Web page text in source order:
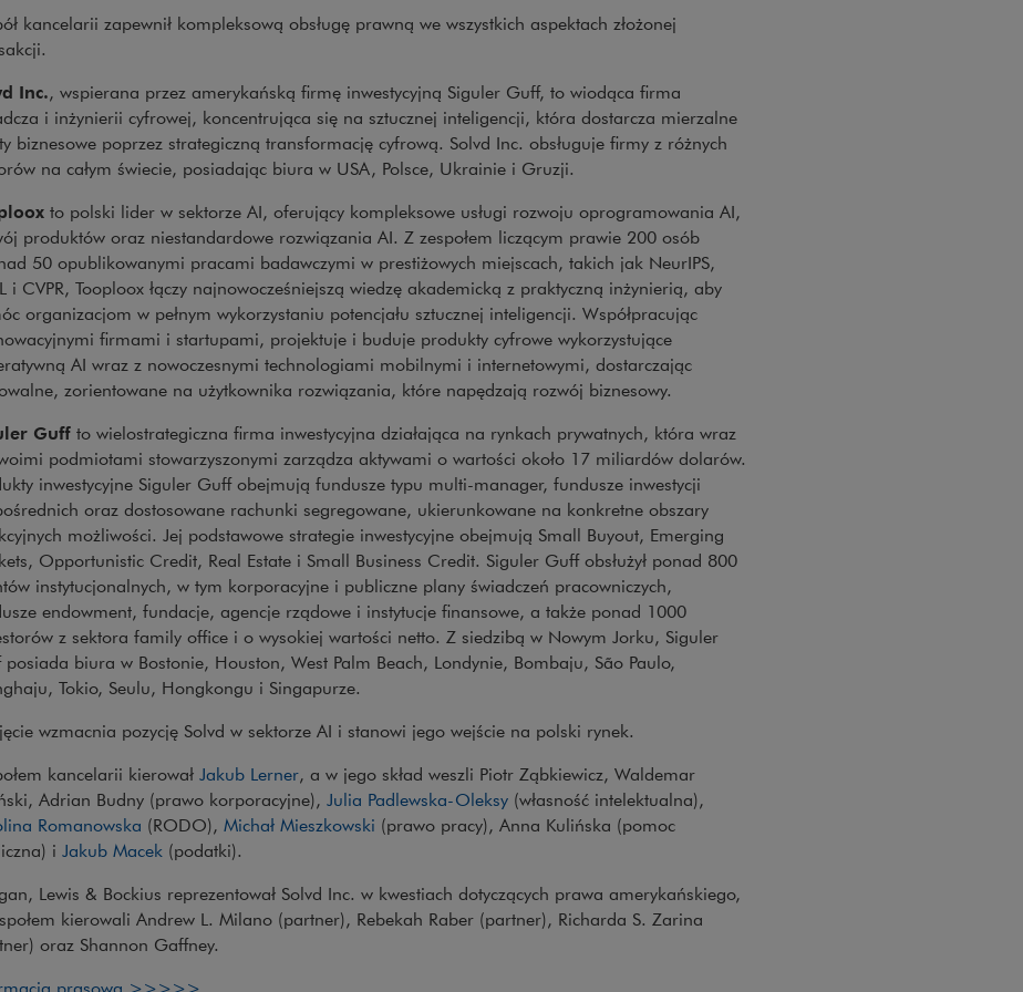
kancelarii zapewnił kompleksową obsługę prawną we wszystkich aspektach złożonej
Inc., wspierana przez amerykańską firmę inwestycyjną Siguler Guff, to wiodąca firma
i inżynierii cyfrowej, koncentrująca się na sztucznej inteligencji, która dostarcza mierzalne
biznesowe poprzez strategiczną transformację cyfrową. Solvd Inc. obsługuje firmy z różnych
na całym świecie, posiadając biura w USA, Polsce, Ukrainie i Gruzji.
to polski lider w sektorze AI, oferujący kompleksowe usługi rozwoju oprogramowania AI,
produktów oraz niestandardowe rozwiązania AI. Z zespołem liczącym prawie 200 osób
50 opublikowanymi pracami badawczymi w prestiżowych miejscach, takich jak NeurIPS,
i CVPR, Tooploox łączy najnowocześniejszą wiedzę akademicką z praktyczną inżynierią, aby
organizacjom w pełnym wykorzystaniu potencjału sztucznej inteligencji. Współpracując
firmami i startupami, projektuje i buduje produkty cyfrowe wykorzystujące
AI wraz z nowoczesnymi technologiami mobilnymi i internetowymi, dostarczając
zorientowane na użytkownika rozwiązania, które napędzają rozwój biznesowy.
Guffto wielostrategiczna firma inwestycyjna działająca na rynkach prywatnych, która wraz
podmiotami stowarzyszonymi zarządza aktywami o wartości około 17 miliardów dolarów.
inwestycyjne Siguler Guff obejmują fundusze typu multi-manager, fundusze inwestycji
oraz dostosowane rachunki segregowane, ukierunkowane na konkretne obszary
możliwości. Jej podstawowe strategie inwestycyjne obejmują Small Buyout, Emerging
Opportunistic Credit, Real Estate i Small Business Credit. Siguler Guff obsłużył ponad 800
instytucjonalnych, w tym korporacyjne i publiczne plany świadczeń pracowniczych,
endowment, fundacje, agencje rządowe i instytucje finansowe, a także ponad 1000
z sektora family office i o wysokiej wartości netto. Z siedzibą w Nowym Jorku, Siguler
posiada biura w Bostonie, Houston, West Palm Beach, Londynie, Bombaju, São Paulo,
Tokio, Seulu, Hongkongu i Singapurze.
wzmacnia pozycję Solvd w sektorze AI i stanowi jego wejście na polski rynek.
kancelarii kierował Jakub LernerUwaga, link zostanie otwarty w nowym oknie
, a w jego skład weszli Piotr Ząbkiewicz, Waldemar
Adrian Budny (prawo korporacyjne), Julia Padlewska-OleksyUwaga, link zostanie otwarty w nowym oknie
(własność intelektualna),
RomanowskaUwaga, link zostanie otwarty w nowym oknie
(RODO), Michał MieszkowskiUwaga, link zostanie otwarty w nowym oknie
(prawo pracy), Anna Kulińska (pomoc
i Jakub MacekUwaga, link zostanie otwarty w nowym oknie
(podatki).
Lewis & Bockius reprezentował Solvd Inc. w kwestiach dotyczących prawa amerykańskiego,
kierowali Andrew L. Milano (partner), Rebekah Raber (partner), Richarda S. Zarina
oraz Shannon Gaffney.
Uwaga, link zostanie otwarty w nowym oknie